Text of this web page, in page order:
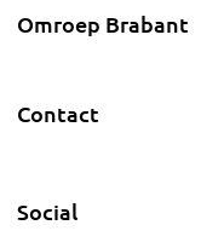
Omroep Brabant
Contact
Social